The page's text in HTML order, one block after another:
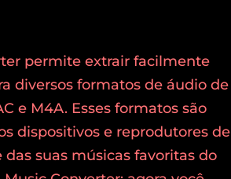
permite extrair facilmente
diversos formatos de áudio de
e M4A. Esses formatos são
dispositivos e reprodutores de
suas músicas favoritas do